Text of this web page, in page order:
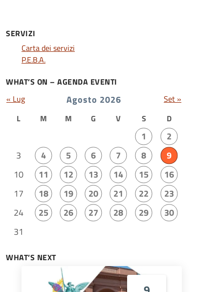
SERVIZI
Carta dei servizi
P.E.B.A.
WHAT’S ON – AGENDA EVENTI
Agosto 2026
L M M G V S D
1
2
3
4 5 6 7 8
9
10
11 12 13 14 15
16
17
18 19 20 21 22
23
24
25 26 27 28 29
30
31
« Lug Set »
WHAT’S NEXT